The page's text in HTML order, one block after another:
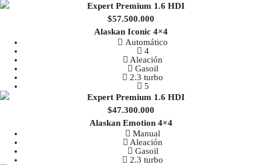
$57.500.000
Alaskan Iconic 4×4
Automático
4
Aleación
Gasoil
2.3 turbo
5
$47.300.000
Alaskan Emotion 4×4
Manual
Aleación
Gasoil
2.3 turbo